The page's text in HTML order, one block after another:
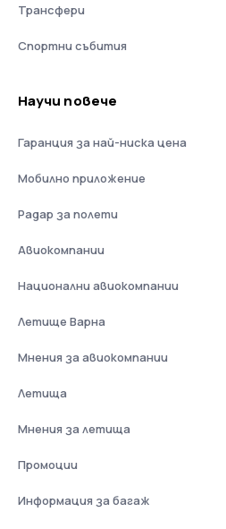
Трансфери
Спортни събития
Научи повече
Гаранция за най-ниска цена
Мобилно приложение
Радар за полети
Авиокомпании
Национални авиокомпании
Летище Варна
Мнения за авиокомпании
Летища
Мнения за летища
Промоции
Информация за багаж